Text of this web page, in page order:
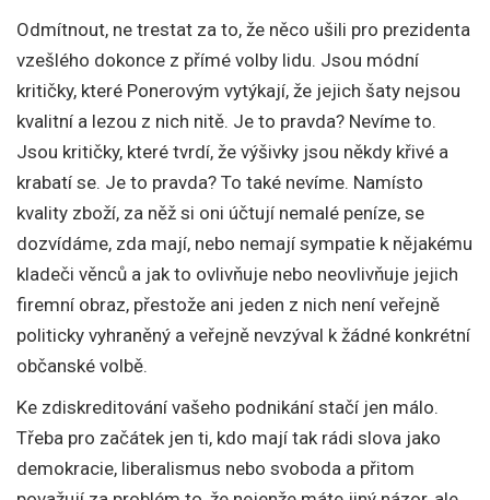
Odmítnout, ne trestat za to, že něco ušili pro prezidenta
vzešlého dokonce z přímé volby lidu. Jsou módní
kritičky, které Ponerovým vytýkají, že jejich šaty nejsou
kvalitní a lezou z nich nitě. Je to pravda? Nevíme to.
Jsou kritičky, které tvrdí, že výšivky jsou někdy křivé a
krabatí se. Je to pravda? To také nevíme. Namísto
kvality zboží, za něž si oni účtují nemalé peníze, se
dozvídáme, zda mají, nebo nemají sympatie k nějakému
kladeči věnců a jak to ovlivňuje nebo neovlivňuje jejich
firemní obraz, přestože ani jeden z nich není veřejně
politicky vyhraněný a veřejně nevzýval k žádné konkrétní
občanské volbě.
Ke zdiskreditování vašeho podnikání stačí jen málo.
Třeba pro začátek jen ti, kdo mají tak rádi slova jako
demokracie, liberalismus nebo svoboda a přitom